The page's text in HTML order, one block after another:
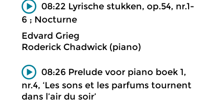
08:22 Lyrische stukken, op.54, nr.1-
6 ; Nocturne
Edvard Grieg
Roderick Chadwick (piano)
08:26 Prelude voor piano boek 1,
nr.4, ‘Les sons et les parfums tournent
dans l’air du soir’